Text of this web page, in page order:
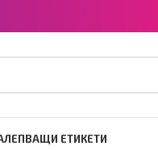
ЕТИКЕТИ